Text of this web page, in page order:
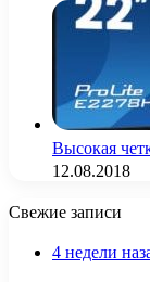
Высокая
12.08.2018
Свежие записи
4 недели